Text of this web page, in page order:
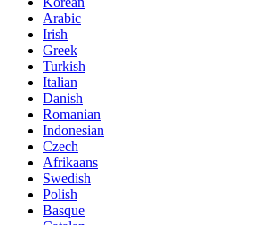
Arabic
Irish
Greek
Turkish
Italian
Danish
Romanian
Indonesian
Czech
Afrikaans
Swedish
Polish
Basque